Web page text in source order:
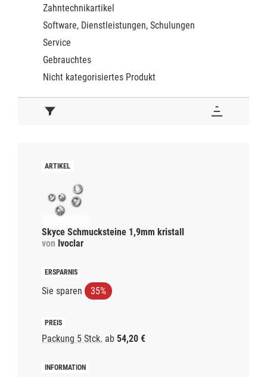
Zahntechnikartikel
Software, Dienstleistungen, Schulungen
Service
Gebrauchtes
Nicht kategorisiertes Produkt
Skyce Schmucksteine 1,9mm kristall
von Ivoclar
Sie sparen 35%
Packung 5 Stck. ab 54,20 €